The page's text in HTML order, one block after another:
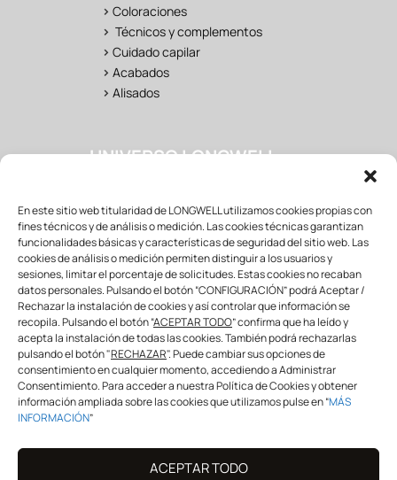
En este sitio web titularidad de LONGWELL utilizamos cookies propias con
fines técnicos y de análisis o medición. Las cookies técnicas garantizan
funcionalidades básicas y características de seguridad del sitio web. Las
cookies de análisis o medición permiten distinguir a los usuarios y
sesiones, limitar el porcentaje de solicitudes. Estas cookies no recaban
datos personales. Pulsando el botón “CONFIGURACIÓN” podrá Aceptar /
Rechazar la instalación de cookies y así controlar que información se
recopila. Pulsando el botón “ACEPTAR TODO” confirma que ha leído y
acepta la instalación de todas las cookies. También podrá rechazarlas
pulsando el botón "RECHAZAR". Puede cambiar sus opciones de
consentimiento en cualquier momento, accediendo a Administrar
Consentimiento. Para acceder a nuestra Política de Cookies y obtener
información ampliada sobre las cookies que utilizamos pulse en “MÁS
INFORMACIÓN”
ACEPTAR TODO
> Coloraciones
> Técnicos y complementos
> Cuidado capilar
> Acabados
> Alisados
UNIVERSO LONGWELL
>Fan Área
>Formación
> Mayorista & distribuidor
SÍGUENOS
info@longwellprofessional.com
¡COMPARTE CON NOSOTROS!
#Youareourinspiration#Longwellprof